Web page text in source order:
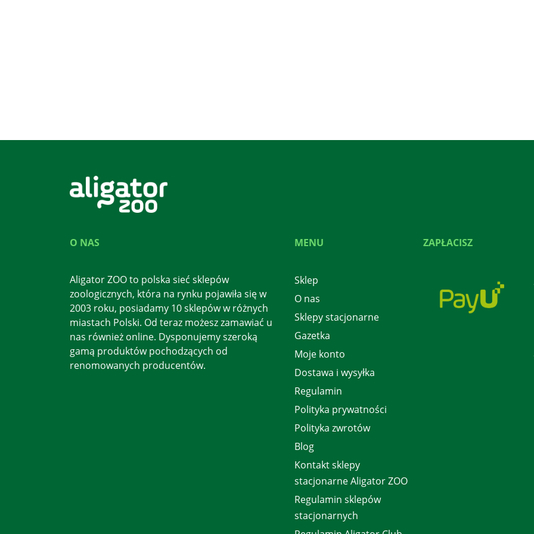
O NAS
Aligator ZOO to polska sieć sklepów
zoologicznych, która na rynku pojawiła się w
2003 roku, posiadamy 10 sklepów w różnych
miastach Polski. Od teraz możesz zamawiać u
nas również online. Dysponujemy szeroką
gamą produktów pochodzących od
renomowanych producentów.
MENU
Sklep
O nas
Sklepy stacjonarne
Gazetka
Moje konto
Dostawa i wysyłka
Regulamin
Polityka prywatności
Polityka zwrotów
Blog
Kontakt sklepy
stacjonarne Aligator ZOO
Regulamin sklepów
stacjonarnych
ZAPŁACISZ